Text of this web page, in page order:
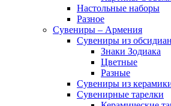
Настольные наборы
Разное
Сувениры – Армения
Сувениры из
Знаки Зодиака
Цветные
Разные
Сувениры из
Сувенирные тарелки